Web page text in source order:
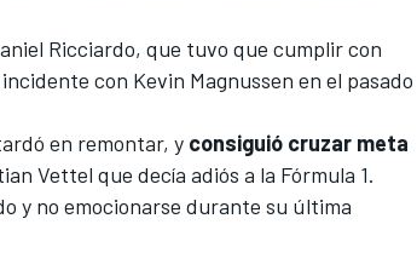
Ricciardo, que tuvo que cumplir con
con Kevin Magnussen en el pasado
en remontar, y consiguió cruzar meta
Vettel que decía adiós a la Fórmula 1.
y no emocionarse durante su última